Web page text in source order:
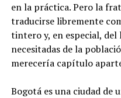
en la práctica. Pero la
traducirse libremente
tintero y, en especial, del
necesitadas de la
merecería capítulo
Bogotá es una ciudad de